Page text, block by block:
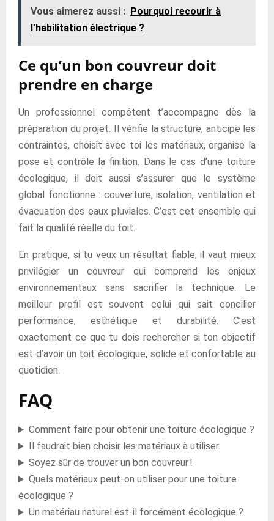
Vous aimerez aussi : Pourquoi recourir à
l’habilitation électrique ?
Ce qu’un bon couvreur doit
prendre en charge
Un professionnel compétent t’accompagne dès la
préparation du projet. Il vérifie la structure, anticipe les
contraintes, choisit avec toi les matériaux, organise la
pose et contrôle la finition. Dans le cas d’une toiture
écologique, il doit aussi s’assurer que le système
global fonctionne : couverture, isolation, ventilation et
évacuation des eaux pluviales. C’est cet ensemble qui
fait la qualité réelle du toit.
En pratique, si tu veux un résultat fiable, il vaut mieux
privilégier un couvreur qui comprend les enjeux
environnementaux sans sacrifier la technique. Le
meilleur profil est souvent celui qui sait concilier
performance, esthétique et durabilité. C’est
exactement ce que tu dois rechercher si ton objectif
est d’avoir un toit écologique, solide et confortable au
quotidien.
FAQ
Comment faire pour obtenir une toiture écologique ?
Il faudrait bien choisir les matériaux à utiliser.
Soyez sûr de trouver un bon couvreur !
Quels matériaux peut-on utiliser pour une toiture
écologique ?
Un matériau naturel est-il forcément écologique ?